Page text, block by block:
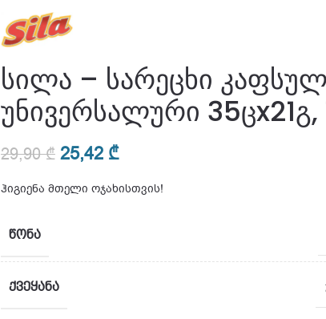
სილა – სარეცხი
უნივერსალური 35ცx21გ,
29,90₾ 25,42 ₾
ჰიგიენა მთელი ოჯახისთვის!
ᲬᲝᲜᲐ
ᲥᲕᲔᲧᲐᲜᲐ